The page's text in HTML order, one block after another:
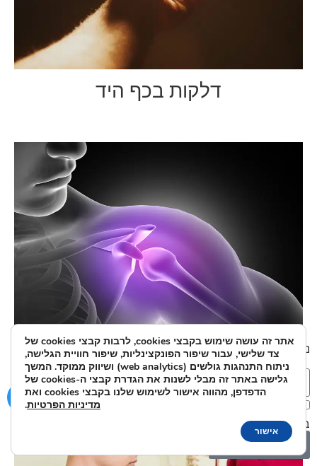
דלקות בכף היד
הסתיידות בכתף
נשמח לענות על כל שאלה או בקשה:
אני מאשר/ת את מסירת הפרטים מרצוני החופשי והשימוש
בהם כדי ליצור איתי קשר ואת
שלח
אתר זה עושה שימוש בקבצי cookies, לרבות קבצי cookies של
צד שלישי, עבור שיפור הפונקצינליות, שיפור חוויית הגלישה,
ניתוח התנהגות גולשים (web analytics) ושיווק ממוקד. המשך
גלישה באתר זה מבלי לשנות את הגדרת קבצי ה-cookies של
הדפדפן, מהווה אישור לשימוש שלנו בקבצי cookies ואת
מדיניות הפרטיות.
אישור